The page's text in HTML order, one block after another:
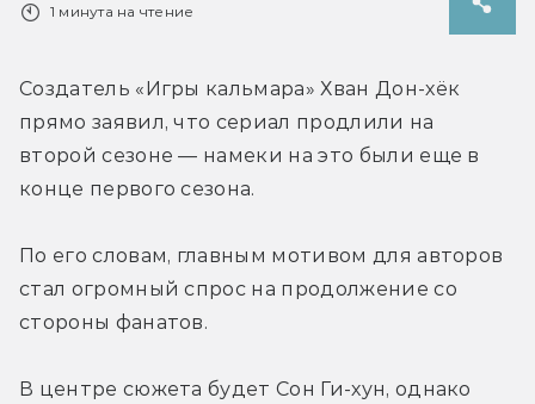
1 минута на чтение
Создатель «Игры кальмара» Хван Дон-хёк
прямо заявил, что сериал продлили на
второй сезоне — намеки на это были еще в
конце первого сезона.
По его словам, главным мотивом для авторов
стал огромный спрос на продолжение со
стороны фанатов.
В центре сюжета будет Сон Ги-хун, однако